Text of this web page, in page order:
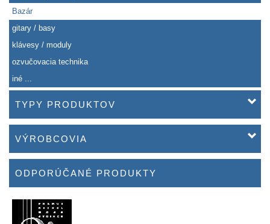
Bazár
gitary / basy
klávesy / moduly
ozvučovacia technika
iné ...
TYPY PRODUKTOV
VÝROBCOVIA
ODPORÚČANÉ PRODUKTY